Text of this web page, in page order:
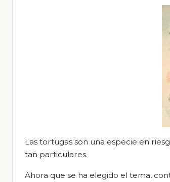
Las tortugas son una especie en
tan particulares.
Ahora que se ha elegido el tema,